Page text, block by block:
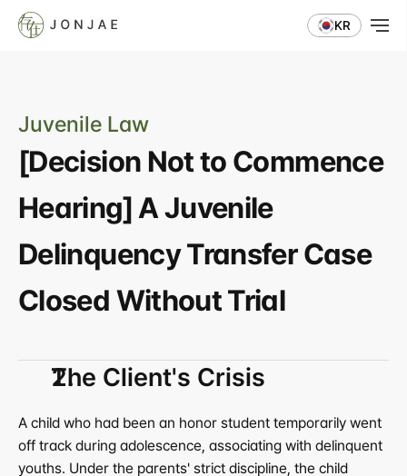
KR
Juvenile Law
[Decision Not to Commence
Hearing] A Juvenile
Delinquency Transfer Case
Closed Without Trial
The Client's Crisis
A child who had been an honor student temporarily went
off track during adolescence, associating with delinquent
youths. Under the parents' strict discipline, the child